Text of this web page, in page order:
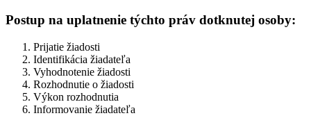
Postup na uplatnenie týchto práv dotknutej osoby:
Prijatie žiadosti
Identifikácia žiadateľa
Vyhodnotenie žiadosti
Rozhodnutie o žiadosti
Výkon rozhodnutia
Informovanie žiadateľa